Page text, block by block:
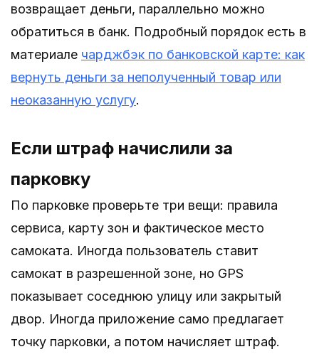
возвращает деньги, параллельно можно
обратиться в банк. Подробный порядок есть в
материале чарджбэк по банковской карте: как
вернуть деньги за неполученный товар или
неоказанную услугу.
Если штраф начислили за
парковку
По парковке проверьте три вещи: правила
сервиса, карту зон и фактическое место
самоката. Иногда пользователь ставит
самокат в разрешенной зоне, но GPS
показывает соседнюю улицу или закрытый
двор. Иногда приложение само предлагает
точку парковки, а потом начисляет штраф.